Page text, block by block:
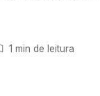
1 min de leitura